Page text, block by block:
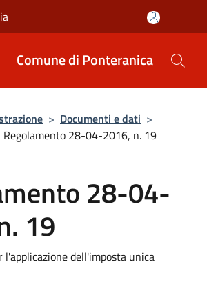
Comune di Ponteranica
> Documenti e dati >
Regolamento 28-04-2016, n. 19
28-04-
19
l'applicazione dell'imposta unica